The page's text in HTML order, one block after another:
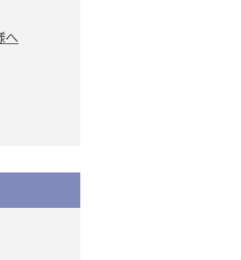
へ